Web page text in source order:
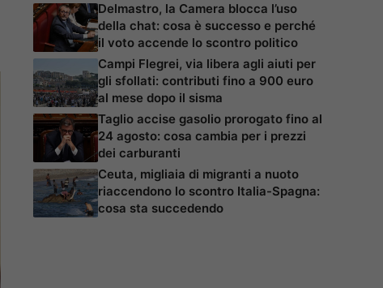
Delmastro, la Camera blocca l’uso
della chat: cosa è successo e perché
il voto accende lo scontro politico
Campi Flegrei, via libera agli aiuti per
gli sfollati: contributi fino a 900 euro
al mese dopo il sisma
Taglio accise gasolio prorogato fino al
24 agosto: cosa cambia per i prezzi
dei carburanti
Ceuta, migliaia di migranti a nuoto
riaccendono lo scontro Italia-Spagna:
cosa sta succedendo